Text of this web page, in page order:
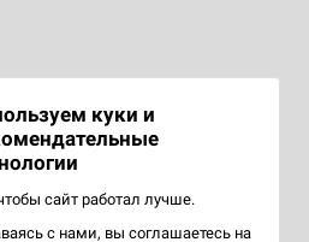
куки и
сайт работал лучше.
с нами, вы соглашаетесь на